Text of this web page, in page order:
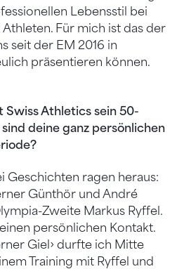
Lebensstil bei
Für mich ist das der
seit der EM 2016 in
präsentieren können.
Swiss Athletics sein 50-
deine ganz persönlichen
Geschichten ragen heraus:
Günthör und André
Zweite Markus Ryffel.
persönlichen Kontakt.
Giel› durfte ich Mitte
Training mit Ryffel und